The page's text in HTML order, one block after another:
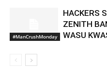
#ManCrushMonday
HACKERS
ZENITH
WASU